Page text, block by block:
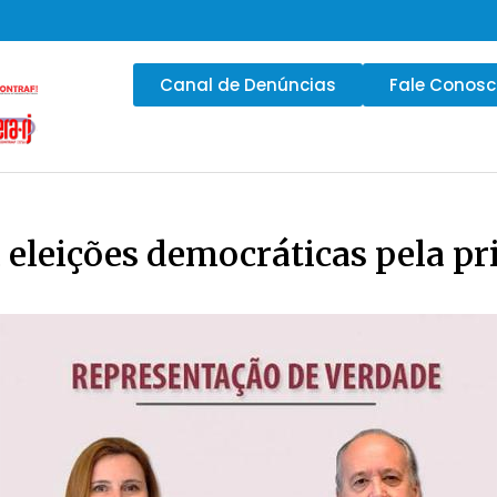
Canal de Denúncias Fale
democráticas pela